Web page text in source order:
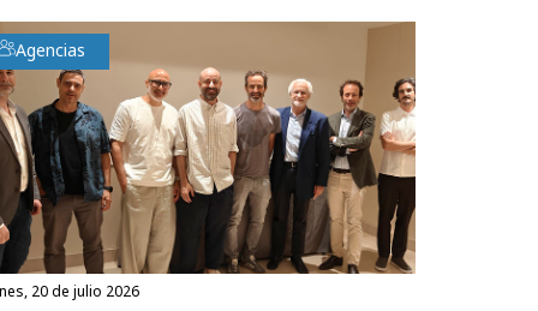
Agencias
20 de julio 2026